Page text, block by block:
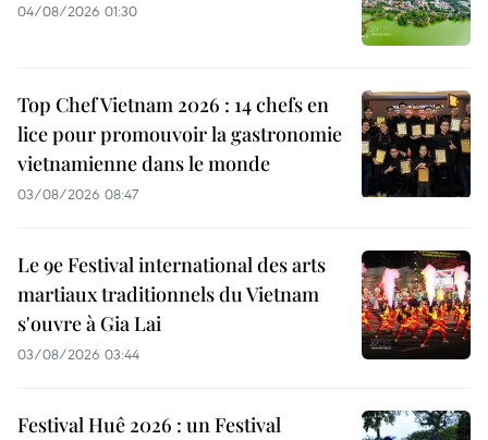
04/08/2026 01:30
Top Chef Vietnam 2026 : 14 chefs en
lice pour promouvoir la gastronomie
vietnamienne dans le monde
03/08/2026 08:47
Le 9e Festival international des arts
martiaux traditionnels du Vietnam
s'ouvre à Gia Lai
03/08/2026 03:44
Festival Huê 2026 : un Festival